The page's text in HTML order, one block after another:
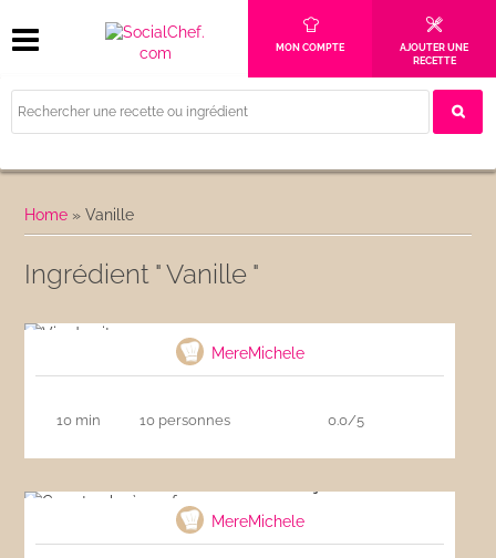
MON COMPTE
AJOUTER UNE
RECETTE
Home »Vanille
Ingrédient " Vanille "
MereMichele
10 min 10 personnes 0.0/5
MereMichele